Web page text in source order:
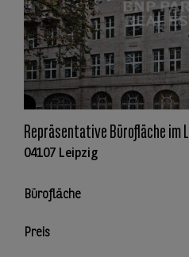
Repräsentative Bürofläche im
04107 Leipzig
Bürofläche
Preis